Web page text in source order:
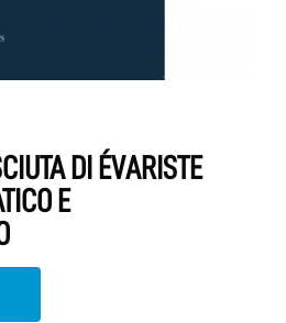
DI ÉVARISTE
E